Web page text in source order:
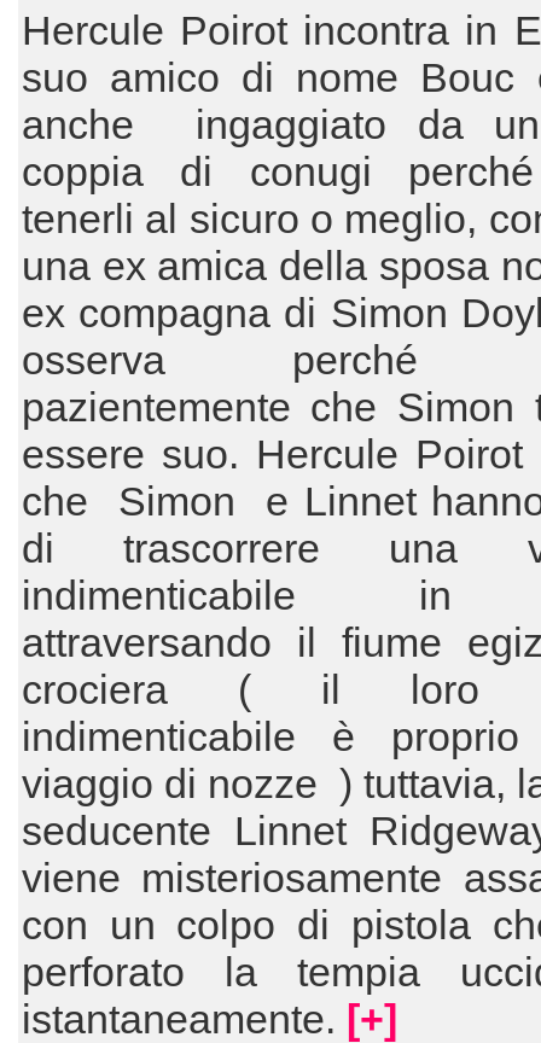
Hercule Poirot incontra in
suo amico di nome Bouc
anche ingaggiato da
coppia di conugi
tenerli al sicuro o meglio,
una ex amica della sposa
ex compagna di Simon
osserva perché
pazientemente che Simon
essere suo. Hercule Poirot
che Simon e Linnet
di trascorrere una
indimenticabile in
attraversando il fiume
crociera ( il loro
indimenticabile è
viaggio di nozze ) tuttavia,
seducente Linnet
viene misteriosamente
con un colpo di pistola
perforato la tempia
istantaneamente. [+]